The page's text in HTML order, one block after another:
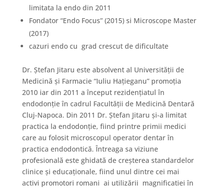
limitata la endo din 2011
Fondator “Endo Focus” (2015) si Microscope Master
(2017)
cazuri endo cu grad crescut de dificultate
Dr. Ştefan Jitaru este absolvent al Universităţii de
Medicină şi Farmacie “Iuliu Haţieganu” promoţia
2010 iar din 2011 a început rezidenţiatul în
endodonţie în cadrul Facultăţii de Medicină Dentară
Cluj-Napoca. Din 2011 Dr. Ștefan Jitaru și-a limitat
practica la endodonție, fiind printre primii medici
care au folosit microscopul operator dentar în
practica endodontică. Întreaga sa viziune
profesională este ghidată de creșterea standardelor
clinice și educaționale, fiind unul dintre cei mai
activi promotori romani ai utilizării magnificatiei în